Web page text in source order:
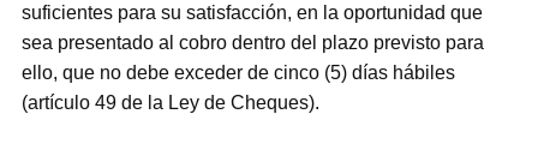
suficientes para su satisfacción, en la oportunidad que
sea presentado al cobro dentro del plazo previsto para
ello, que no debe exceder de cinco (5) días hábiles
(artículo 49 de la Ley de Cheques).